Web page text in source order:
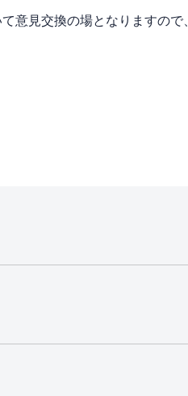
意見交換の場となりますので